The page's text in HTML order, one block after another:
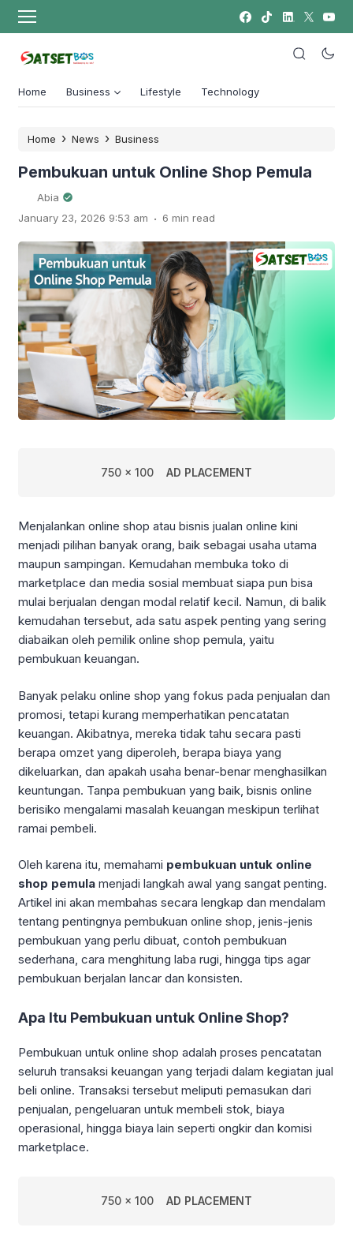
Home Business Lifestyle Technology
Home › News › Business
Pembukuan untuk Online Shop Pemula
Abia
January 23, 2026 9:53 am . 6 min read
750 x 100 AD PLACEMENT
Menjalankan online shop atau bisnis jualan online kini
menjadi pilihan banyak orang, baik sebagai usaha utama
maupun sampingan. Kemudahan membuka toko di
marketplace dan media sosial membuat siapa pun bisa
mulai berjualan dengan modal relatif kecil. Namun, di balik
kemudahan tersebut, ada satu aspek penting yang sering
diabaikan oleh pemilik online shop pemula, yaitu
pembukuan keuangan.
Banyak pelaku online shop yang fokus pada penjualan dan
promosi, tetapi kurang memperhatikan pencatatan
keuangan. Akibatnya, mereka tidak tahu secara pasti
berapa omzet yang diperoleh, berapa biaya yang
dikeluarkan, dan apakah usaha benar-benar menghasilkan
keuntungan. Tanpa pembukuan yang baik, bisnis online
berisiko mengalami masalah keuangan meskipun terlihat
ramai pembeli.
Oleh karena itu, memahami pembukuan untuk online
shop pemula menjadi langkah awal yang sangat penting.
Artikel ini akan membahas secara lengkap dan mendalam
tentang pentingnya pembukuan online shop, jenis-jenis
pembukuan yang perlu dibuat, contoh pembukuan
sederhana, cara menghitung laba rugi, hingga tips agar
pembukuan berjalan lancar dan konsisten.
Apa Itu Pembukuan untuk Online Shop?
Pembukuan untuk online shop adalah proses pencatatan
seluruh transaksi keuangan yang terjadi dalam kegiatan jual
beli online. Transaksi tersebut meliputi pemasukan dari
penjualan, pengeluaran untuk membeli stok, biaya
operasional, hingga biaya lain seperti ongkir dan komisi
marketplace.
750 x 100 AD PLACEMENT